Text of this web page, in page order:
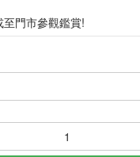
門市參觀鑑賞!